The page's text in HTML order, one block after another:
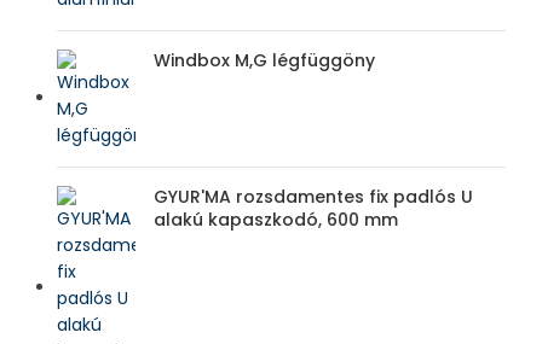
Windbox M,G légfüggöny
GYUR'MA rozsdamentes fix padlós U
alakú kapaszkodó, 600 mm